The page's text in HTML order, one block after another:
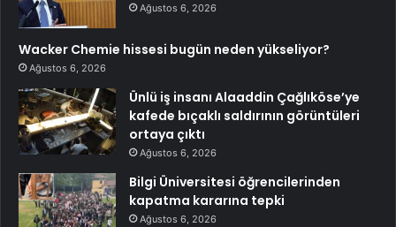
Ağustos 6, 2026
Wacker Chemie hissesi bugün neden yükseliyor?
Ağustos 6, 2026
Ünlü iş insanı Alaaddin Çağlıköse’ye
kafede bıçaklı saldırının görüntüleri
ortaya çıktı
Ağustos 6, 2026
Bilgi Üniversitesi öğrencilerinden
kapatma kararına tepki
Ağustos 6, 2026